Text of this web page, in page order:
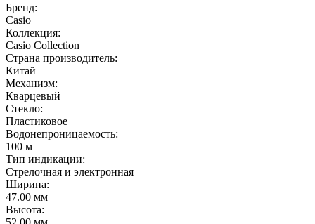
Бренд:
Casio
Коллекция:
Casio Collection
Страна производитель:
Китай
Механизм:
Кварцевый
Стекло:
Пластиковое
Водонепроницаемость:
100 м
Тип индикации:
Стрелочная и электронная
Ширина:
47.00 мм
Высота: